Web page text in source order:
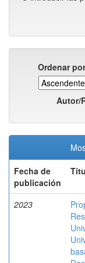
Ordenar
Autor/
Fecha de
publicación
2023